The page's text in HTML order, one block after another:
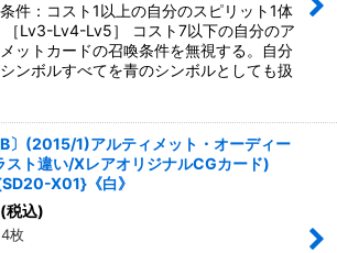
条件：コスト1以上の自分のスピリット1体
［Lv3-Lv4-Lv5］ コスト7以下の自分のア
ットカードの召喚条件を無視する。自分
ンボルすべてを青のシンボルとしても扱
B〕(2015/1)アルティメット・オーディー
スト違い/XレアオリジナルCGカード)
X01}《白》
(税込)
枚